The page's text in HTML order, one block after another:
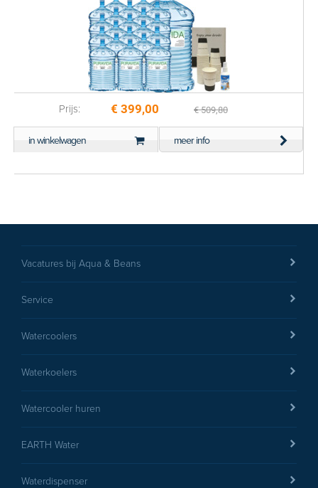
Prijs: € 399,00 € 509,80
in winkelwagen meer info
Vacatures bij Aqua & Beans
Service
Watercoolers
Waterkoelers
Watercooler huren
EARTH Water
Waterdispenser